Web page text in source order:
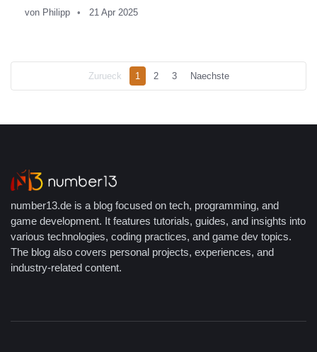
von Philipp 21 Apr 2025
Zurueck 1 2 3 Naechste
number13.de is a blog focused on tech, programming, and
game development. It features tutorials, guides, and insights into
various technologies, coding practices, and game dev topics.
The blog also covers personal projects, experiences, and
industry-related content.